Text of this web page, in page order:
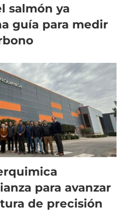
salmón ya
guía para medir
para avanzar
de precisión